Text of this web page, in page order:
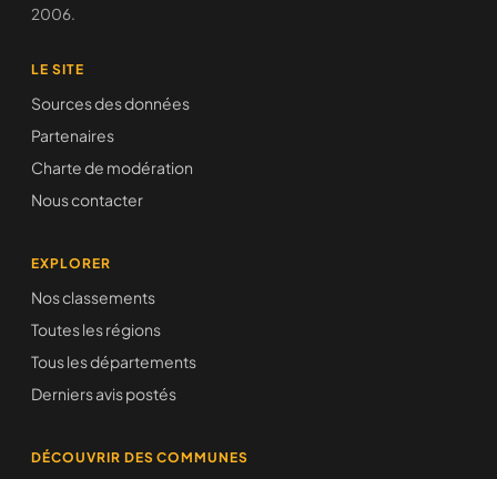
2006.
LE SITE
Sources des données
Partenaires
Charte de modération
Nous contacter
EXPLORER
Nos classements
Toutes les régions
Tous les départements
Derniers avis postés
DÉCOUVRIR DES COMMUNES